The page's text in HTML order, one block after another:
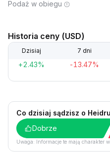
Podaż w obiegu
Historia ceny (USD)
Dzisiaj 7 dni
+2.43% -13.47%
Co dzisiaj sądzisz o
Dobrze
Uwaga: Informacje te mają charakter